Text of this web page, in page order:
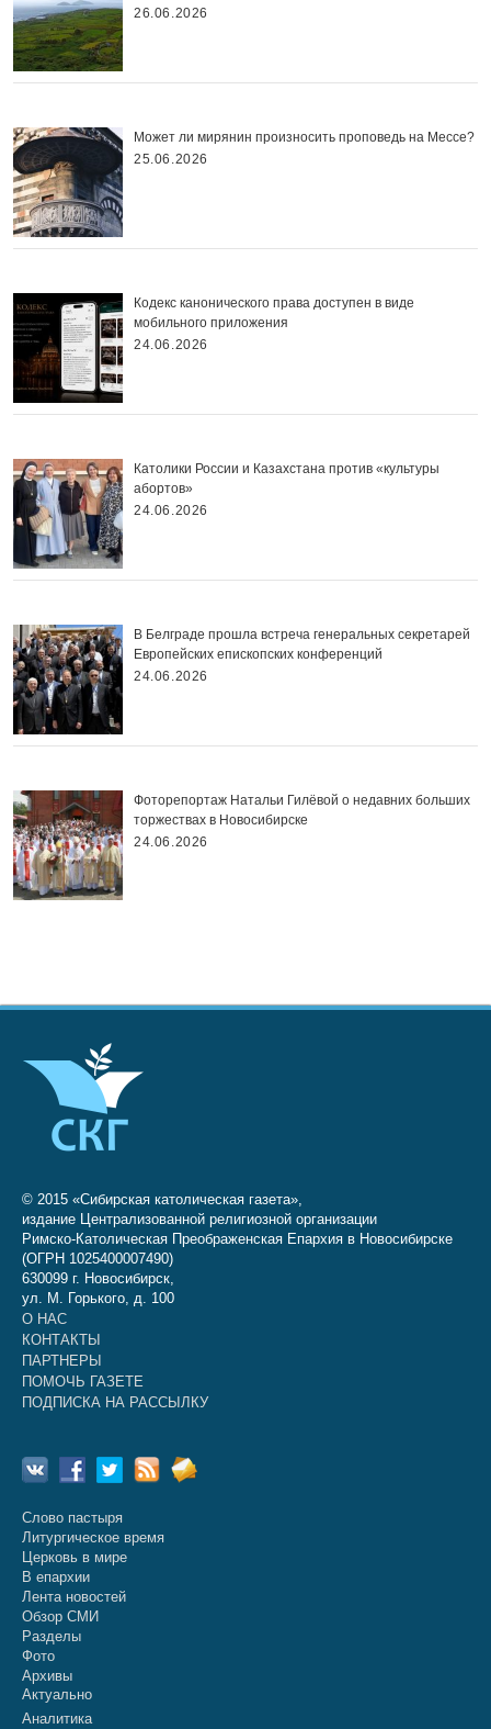
26.06.2026
Может ли мирянин произносить проповедь на Мессе?
25.06.2026
Кодекс канонического права доступен в виде
мобильного приложения
24.06.2026
Католики России и Казахстана против «культуры
абортов»
24.06.2026
В Белграде прошла встреча генеральных секретарей
Европейских епископских конференций
24.06.2026
Фоторепортаж Натальи Гилёвой о недавних больших
торжествах в Новосибирске
24.06.2026
© 2015 «Сибирская католическая газета»,
издание Централизованной религиозной организации
Римско-Католическая Преображенская Епархия в Новосибирске
(ОГРН 1025400007490)
630099 г. Новосибирск,
ул. М. Горького, д. 100
О НАС
КОНТАКТЫ
ПАРТНЕРЫ
ПОМОЧЬ ГАЗЕТЕ
ПОДПИСКА НА РАССЫЛКУ
Слово пастыря
Литургическое время
Церковь в мире
В епархии
Лента новостей
Обзор СМИ
Разделы
Фото
Архивы
Актуально
Аналитика